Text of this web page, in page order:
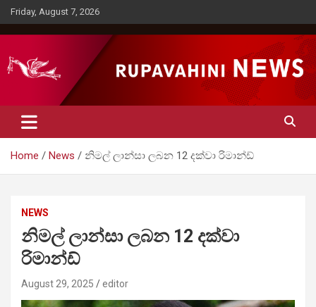
Skip
to
content
Friday, August 7, 2026
Rupavahini News
Home News නිමල් ලාන්සා ලබන 12 දක්වා රිමාන්ඩ්
NEWS
නිමල් ලාන්සා ලබන 12 දක්වා
රිමාන්ඩ්
August 29, 2025 editor